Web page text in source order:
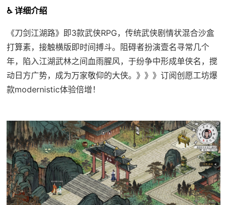
♿ 详细介绍
《刀剑江湖路》即3款武侠RPG，传统武侠剧情状混合沙盒
打算素，接触横版即时间搏斗。阻碍者扮演壹名寻常几个
年，陷入江湖武林之间血雨腥风，于纷争中形成单侠名，搅
动日方广势，成为万家敬仰的大侠。》》》订阅创愿工坊爆
款modernistic体验倍增！